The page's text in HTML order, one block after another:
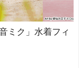
ミク」水着フィ